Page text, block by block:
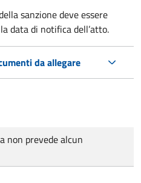
sanzione deve essere
data di notifica dell’atto.
da allegare
non prevede alcun